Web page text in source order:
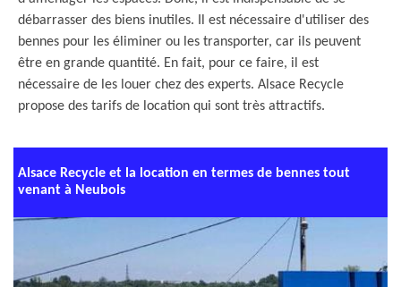
débarrasser des biens inutiles. Il est nécessaire d'utiliser des
bennes pour les éliminer ou les transporter, car ils peuvent
être en grande quantité. En fait, pour ce faire, il est
nécessaire de les louer chez des experts. Alsace Recycle
propose des tarifs de location qui sont très attractifs.
Alsace Recycle et la location en termes de bennes tout
venant à Neubois